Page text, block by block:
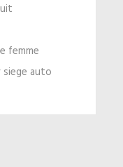
femme
auto